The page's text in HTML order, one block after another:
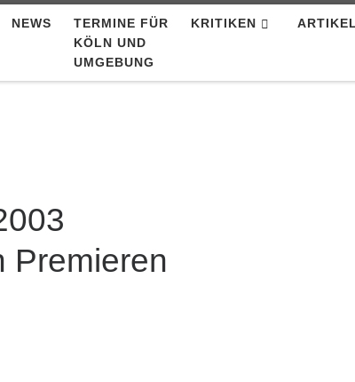
NEWS
TERMINE FÜR
KÖLN UND
UMGEBUNG
KRITIKEN ARTIKEL
Premieren